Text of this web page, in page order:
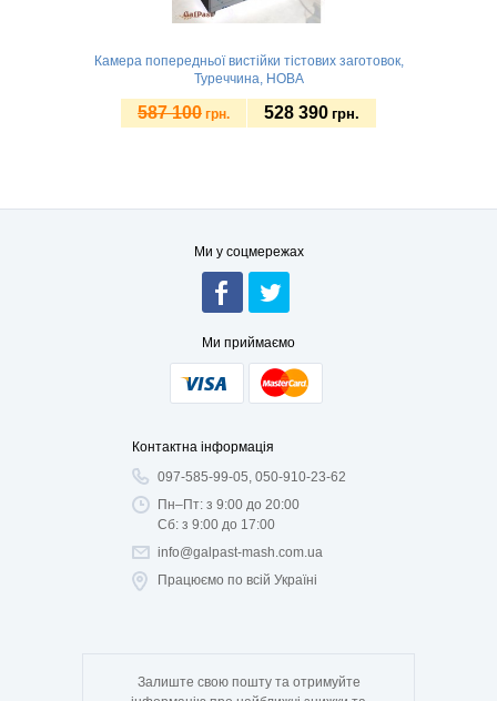
Камера попередньої вистійки тістових заготовок,
Туреччина, НОВА
587 100 грн. 528 390 грн.
Ми у соцмережах
Ми приймаємо
Контактна інформація
097-585-99-05, 050-910-23-62
Пн–Пт: з 9:00 до 20:00
Сб: з 9:00 до 17:00
info@galpast-mash.com.ua
Працюємо по всій Україні
Залиште свою пошту та отримуйте